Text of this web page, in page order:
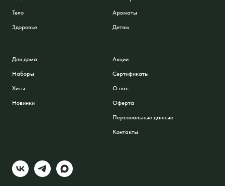
Тело
Здоровье
Ароматы
Детям
Для дома
Наборы
Хиты
Новинки
Акции
Сертификаты
О нас
Оферта
Персональные данные
Контакты